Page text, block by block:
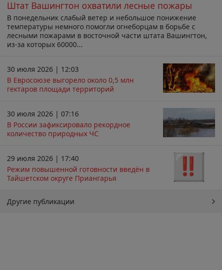
Штат Вашингтон охватили лесные пожары
В понедельник слабый ветер и небольшое понижение
температуры немного помогли огнеборцам в борьбе с
лесными пожарами в восточной части штата Вашингтон,
из-за которых 60000...
30 июля 2026 | 12:03
В Евросоюзе выгорело около 0,5 млн
гектаров площади территорий
30 июля 2026 | 07:16
В России зафиксировало рекордное
количество природных ЧС
29 июля 2026 | 17:40
Режим повышенной готовности введён в
Тайшетском округе Приангарья
Другие публикации